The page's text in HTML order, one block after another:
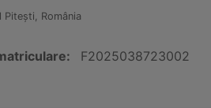
Piteşti, România
F2025038723002